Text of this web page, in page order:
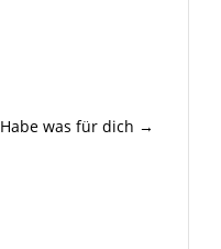
Habe was für dich →